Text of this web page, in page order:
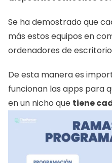
Se ha demostrado que
más estos equipos en
ordenadores de
De esta manera es
funcionan las apps para
en un nicho que tiene